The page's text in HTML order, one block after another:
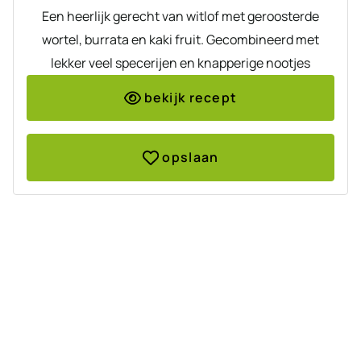
Een heerlijk gerecht van witlof met geroosterde
wortel, burrata en kaki fruit. Gecombineerd met
lekker veel specerijen en knapperige nootjes
bekijk recept
opslaan